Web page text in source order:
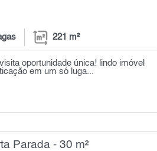
221 m²
oportunidade única! lindo imóvel
em um só luga...
Parada - 30 m²